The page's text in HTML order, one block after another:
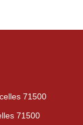
71500
71500